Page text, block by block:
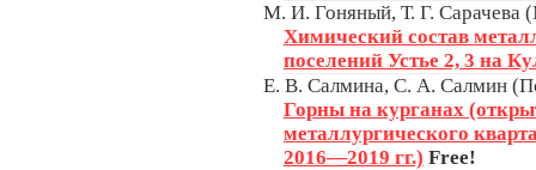
М. И. Гоняный, Т. Г. Сарачева
Химический состав
поселений Устье 2, 3 на
Е. В. Салмина, С. А. Салмин
Горны на курганах
металлургического
2016—2019 гг.) Free!